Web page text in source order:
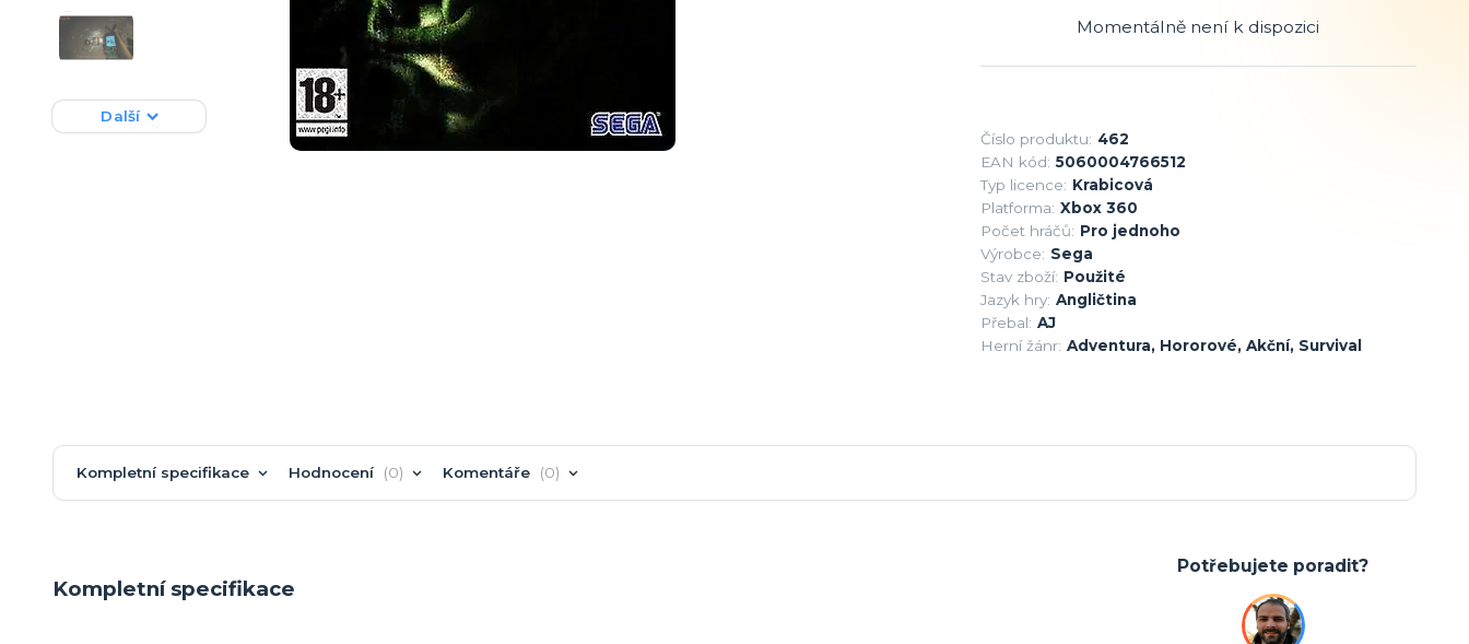
Další
Momentálně není k dispozici
Číslo produktu: 462
EAN kód: 5060004766512
Typ licence: Krabicová
Platforma: Xbox 360
Počet hráčů: Pro jednoho
Výrobce: Sega
Stav zboží: Použité
Jazyk hry: Angličtina
Přebal: AJ
Herní žánr: Adventura, Hororové, Akční, Survival
Kompletní specifikace Hodnocení 0 Komentáře 0
Kompletní specifikace
Potřebujete poradit?